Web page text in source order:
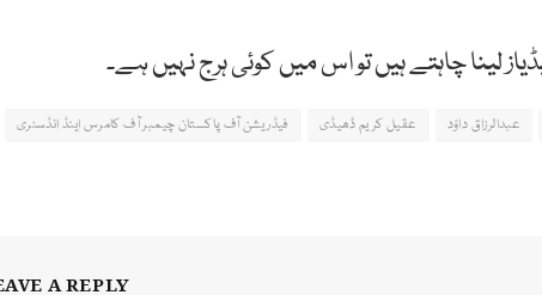
لینا چاہتے ہیں تو اس میں کوئی ہرج نہیں ہے۔
عبدالرزاق داؤد عقیل کریم ڈھیڈی
فیڈریشن آف پاکستان چیمبر آف کامرس اینڈ انڈسٹری
A REPLY